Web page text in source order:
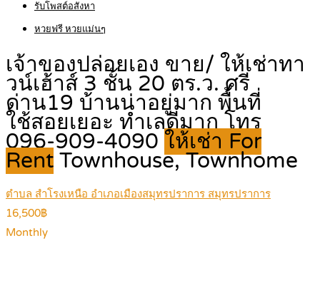
รับโพสต์อสังหา
หวยฟรี หวยแม่นๆ
เจ้าของปล่อยเอง ขาย/ ให้เช่าทา
วน์เฮ้าส์ 3 ชั้น 20 ตร.ว. ศรี
ด่าน19 บ้านน่าอยู่มาก พื้นที่
ใช้สอยเยอะ ทำเลดีมาก โทร
096-909-4090 ให้เช่า For
Rent Townhouse, Townhome
ตำบล สำโรงเหนือ อำเภอเมืองสมุทรปราการ สมุทรปราการ
16,500฿
Monthly